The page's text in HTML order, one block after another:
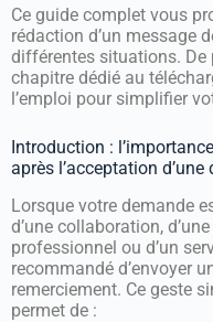
Ce guide complet vous
rédaction d’un message
différentes situations. De
chapitre dédié au
l’emploi pour simplifier
Introduction :
après l’acceptation d’une
Lorsque votre demande
d’une collaboration,
professionnel ou d’un
recommandé d’envoyer
remerciement. Ce geste
permet de :